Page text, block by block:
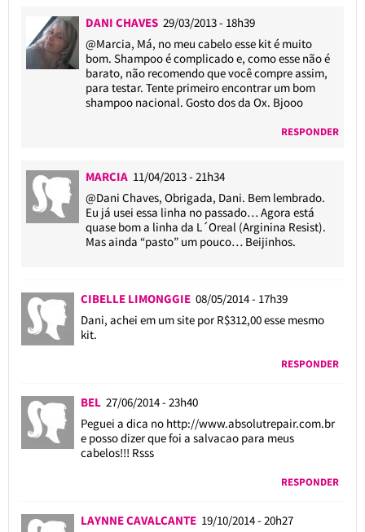
DANI CHAVES 29/03/2013 - 18h39
@Marcia, Má, no meu cabelo esse kit é muito
bom. Shampoo é complicado e, como esse não é
barato, não recomendo que você compre assim,
para testar. Tente primeiro encontrar um bom
shampoo nacional. Gosto dos da Ox. Bjooo
RESPONDER
MARCIA 11/04/2013 - 21h34
@Dani Chaves, Obrigada, Dani. Bem lembrado.
Eu já usei essa linha no passado… Agora está
quase bom a linha da L´Oreal (Arginina Resist).
Mas ainda “pasto” um pouco… Beijinhos.
CIBELLE LIMONGGIE 08/05/2014 - 17h39
Dani, achei em um site por R$312,00 esse mesmo
kit.
RESPONDER
BEL 27/06/2014 - 23h40
Peguei a dica no http://www.absolutrepair.com.br
e posso dizer que foi a salvacao para meus
cabelos!!! Rsss
RESPONDER
LAYNNE CAVALCANTE 19/10/2014 - 20h27